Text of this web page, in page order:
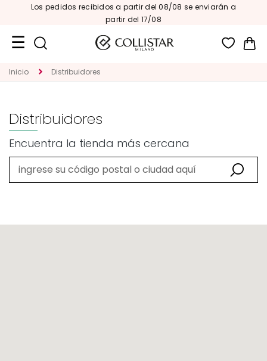
Los pedidos recibidos a partir del 08/08 se enviarán a
partir del 17/08
Mi
Formatos
Novedades
ROSTRO
A
G
Inicio Distribuidores
Distribuidores
Encuentra la tienda más cercana